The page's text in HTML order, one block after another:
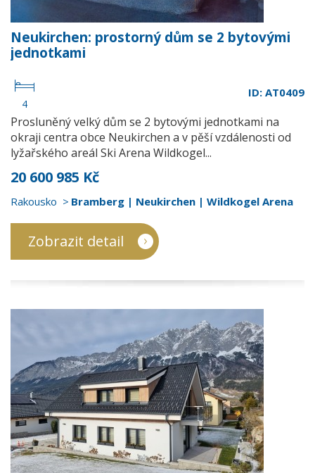
Neukirchen: prostorný dům se 2 bytovými
jednotkami
4
ID: AT0409
Prosluněný velký dům se 2 bytovými jednotkami na
okraji centra obce Neukirchen a v pěší vzdálenosti od
lyžařského areál Ski Arena Wildkogel...
20 600 985 Kč
Rakousko Bramberg | Neukirchen | Wildkogel Arena
Zobrazit detail